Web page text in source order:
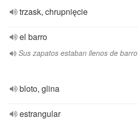
trzask, chrupnięcie
el barro
Sus zapatos estaban llenos de barro
bloto, glina
estrangular